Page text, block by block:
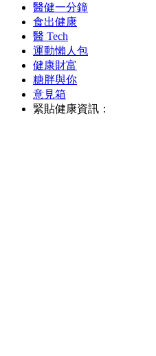
醫健一分鐘
食出健康
醫 Tech
運動懶人包
健康財富
糖胖與你
意見箱
緊貼健康資訊：